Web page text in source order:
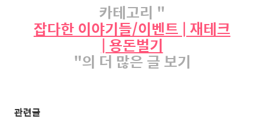
카테고리 "
잡다한 이야기들/이벤트 | 재테크
| 용돈벌기
"의 더 많은 글 보기
관련글